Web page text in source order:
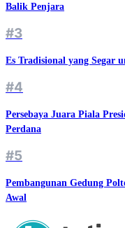
Balik Penjara
#3
Es Tradisional yang Segar
#4
Persebaya Juara Piala
Perdana
#5
Pembangunan Gedung
Awal